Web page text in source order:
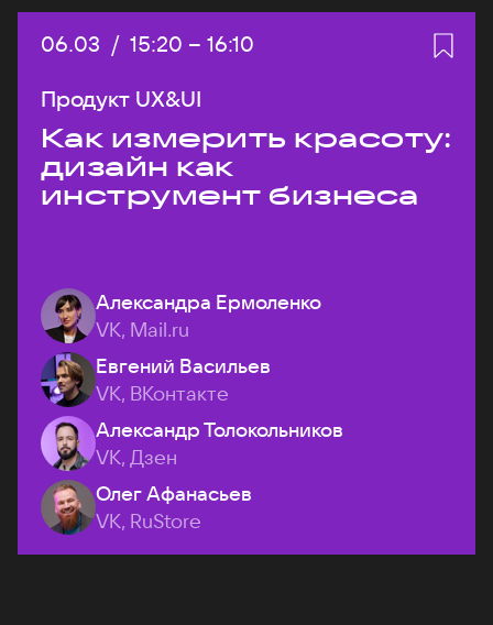
Дата:
06.03 / Начало:
15:20 – Конец:
16:10
Продукт UX&UI
Как измерить красоту:
дизайн как
инструмент бизнеса
Александра Ермоленко
VK, Mail.ru
Евгений Васильев
VK, ВКонтакте
Александр Толокольников
VK, Дзен
Олег Афанасьев
VK, RuStore